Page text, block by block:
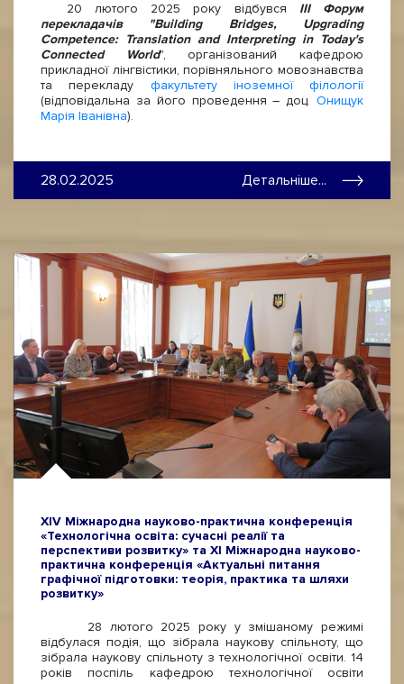
20 лютого 2025 року відбувся ІІІ Форум
перекладачів "Building Bridges, Upgrading
Competence: Translation and Interpreting in Today's
Connected
World", організований кафедрою
прикладної лінгвістики, порівняльного мовознавства
та перекладу факультету іноземної філології
(відповідальна за його проведення – доц. Онищук
Марія Іванівна).
28.02.2025 Детальніше...
ХІV Міжнародна науково-практична конференція
«Технологічна освіта: сучасні реалії та
перспективи розвитку» та ХІ Міжнародна науково-
практична конференція «Актуальні питання
графічної підготовки: теорія, практика та шляхи
розвитку»
28 лютого 2025 року у змішаному режимі
відбулася подія, що зібрала наукову спільноту, що
зібрала наукову спільноту з технологічної освіти. 14
років поспіль кафедрою технологічної освіти